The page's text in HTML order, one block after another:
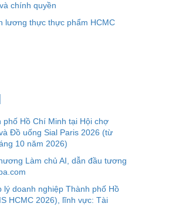
chính quyền
lương thực thực phẩm HCMC
phố Hồ Chí Minh tại Hội chợ
Đồ uống Sial Paris 2026 (từ
10 năm 2026)
Làm chủ AI, dẫn đầu tương
lý doanh nghiệp Thành phố Hồ
HCMC 2026), lĩnh vực: Tài